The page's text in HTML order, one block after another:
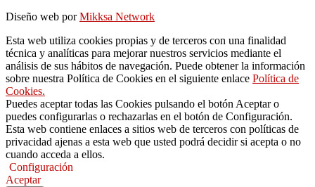
Diseño web porMikksa Network
Esta web utiliza cookies propias y de terceros con una finalidad
técnica y analíticas para mejorar nuestros servicios mediante el
análisis de sus hábitos de navegación. Puede obtener la información
sobre nuestra Política de Cookies en el siguiente enlace Política de
Cookies.
Puedes aceptar todas las Cookies pulsando el botón Aceptar o
puedes configurarlas o rechazarlas en el botón de Configuración.
Esta web contiene enlaces a sitios web de terceros con políticas de
privacidad ajenas a esta web que usted podrá decidir si acepta o no
cuando acceda a ellos.
Configuración
Aceptar